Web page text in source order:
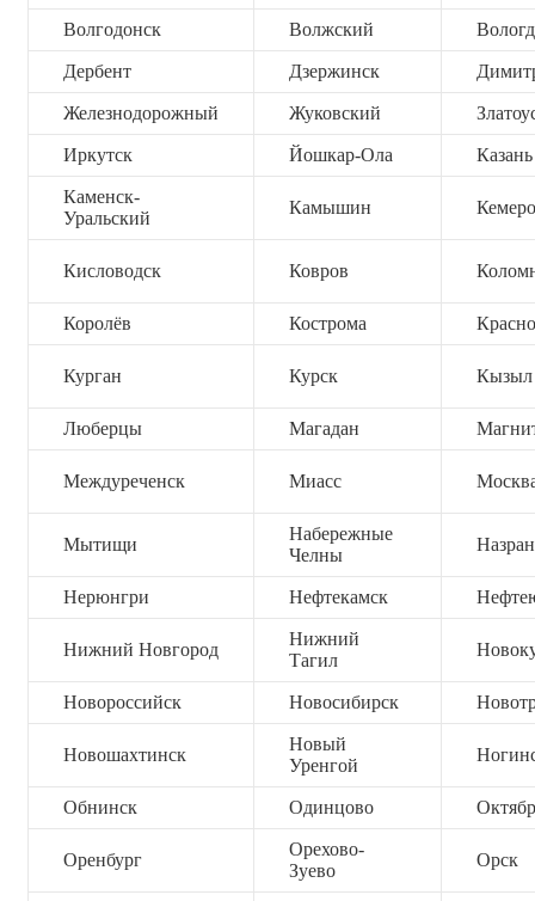
Волгодонск Волжский
Дербент Дзержинск
Железнодорожный Жуковский
Иркутск Йошкар-Ола Казань
Каменск-
Уральский
Камышин
Кисловодск Ковров
Королёв Кострома
Курган Курск Кызыл
Люберцы Магадан
Междуреченск Миасс
Мытищи
Набережные
Челны
Нерюнгри Нефтекамск
Нижний Новгород
Нижний
Тагил
Новороссийск Новосибирск
Новошахтинск
Новый
Уренгой
Обнинск Одинцово
Оренбург
Орехово-
Зуево
Орск